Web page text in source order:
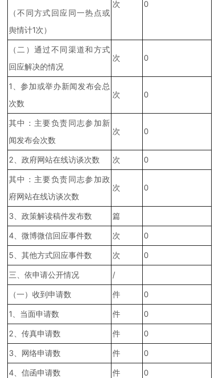
（不同方式回应同一热点或
舆情计1次）
次 0
（二）通过不同渠道和方式
回应解决的情况
次 0
1、参加或举办新闻发布会总
次数
次 0
其中：主要负责同志参加新
闻发布会次数
次 0
2、政府网站在线访谈次数 次
0
其中：主要负责同志参加政
府网站在线访谈次数
次 0
3、政策解读稿件发布数
篇
4、微博微信回应事件数
次
0
5、其他方式回应事件数
次
0
三、依申请公开情况
/
（一）收到申请数
件
0
1、当面申请数
件
0
2、传真申请数
件
0
3、网络申请数
件
0
4、信函申请数
件
0